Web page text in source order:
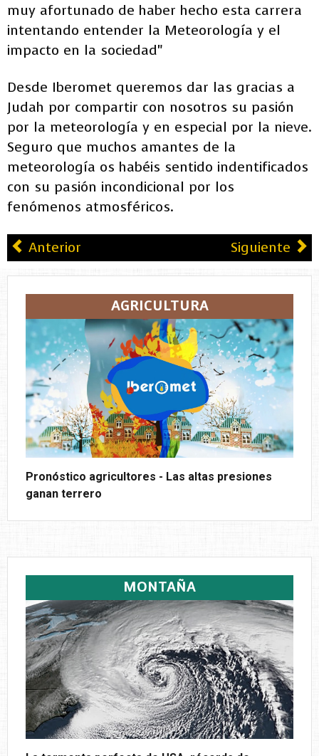
muy afortunado de haber hecho esta carrera
intentando entender la Meteorología y el
impacto en la sociedad"
Desde Iberomet queremos dar las gracias a
Judah por compartir con nosotros su pasión
por la meteorología y en especial por la nieve.
Seguro que muchos amantes de la
meteorología os habéis sentido indentificados
con su pasión incondicional por los
fenómenos atmosféricos.
Anterior Siguiente
AGRICULTURA
Pronóstico agricultores - Las altas presiones
ganan terrero
MONTAÑA